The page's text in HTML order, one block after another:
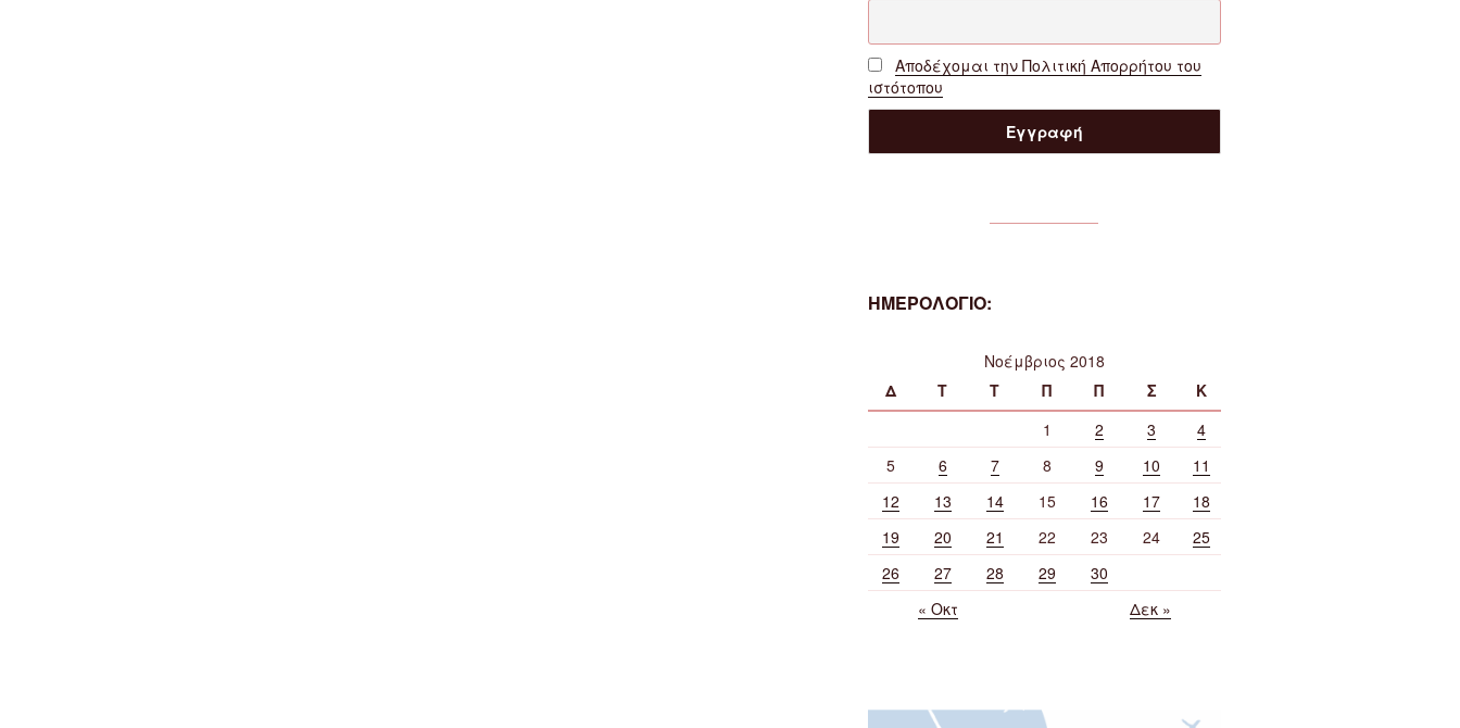
Αποδέχομαι την Πολιτική Απορρήτου του
ιστότοπου
ΗΜΕΡΟΛΟΓΙΟ:
Νοέμβριος 2018
Δ
Τ Τ Π Π Σ
Κ
1
2 3
4
5
6 7 8 9 10
11
12
13 14 15 16 17
18
19
20 21 22 23 24
25
26
27 28 29
30
« Οκτ
Δεκ »